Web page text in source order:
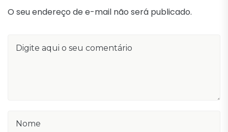
O seu endereço de e-mail não será publicado.